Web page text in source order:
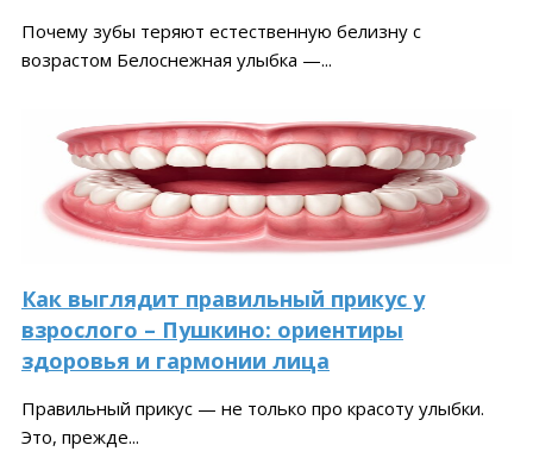
Почему зубы теряют естественную белизну с
возрастом Белоснежная улыбка —...
Как выглядит правильный прикус у
взрослого – Пушкино: ориентиры
здоровья и гармонии лица
Правильный прикус — не только про красоту улыбки.
Это, прежде...